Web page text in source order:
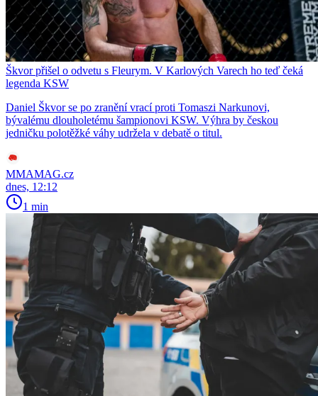
Škvor přišel o odvetu s Fleurym. V Karlových Varech ho teď čeká
legenda KSW
Daniel Škvor se po zranění vrací proti Tomaszi Narkunovi,
bývalému dlouholetému šampionovi KSW. Výhra by českou
jedničku polotěžké váhy udržela v debatě o titul.
MMAMAG.cz
dnes, 12:12
1 min